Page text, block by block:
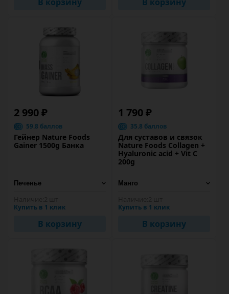
2 990 ₽
59.8 баллов
Гейнер Nature Foods
Gainer 1500g Банка
Купить в 1 клик
В корзину
1 790 ₽
35.8 баллов
Для суставов и связок
Nature Foods Collagen +
Hyaluronic acid + Vit C
200g
Купить в 1 клик
В корзину